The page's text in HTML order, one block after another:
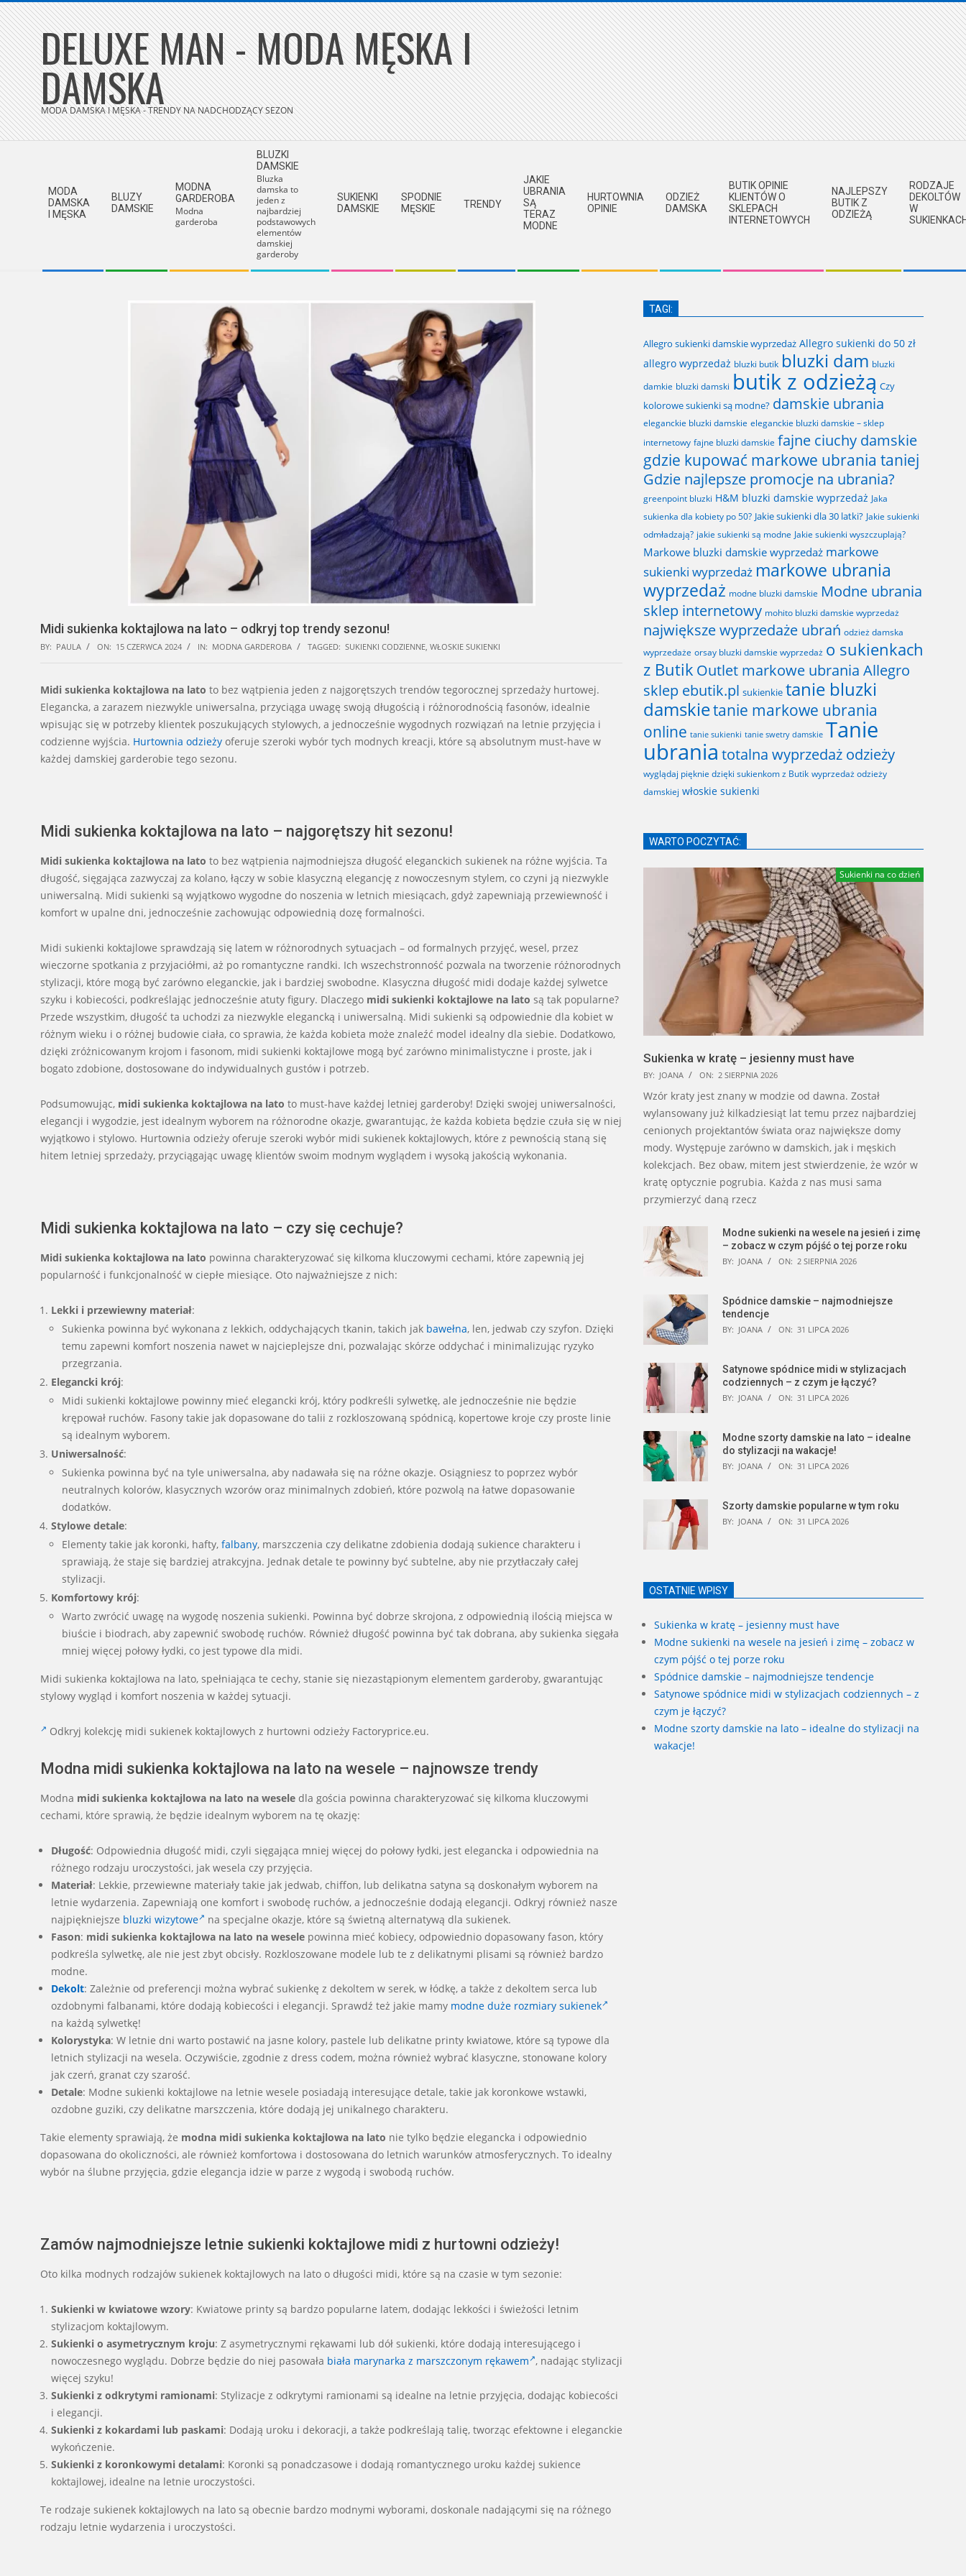
Skip
to
content DELUXE MAN - MODA MĘSKA I
DAMSKA
MODA DAMSKA I MĘSKA - TRENDY NA NADCHODZĄCY SEZON
MODA
DAMSKA
I MĘSKA
BLUZY
DAMSKIE
MODNA
GARDEROBA
Modna
garderoba
BLUZKI
DAMSKIE
Bluzka
damska to
jeden z
najbardziej
podstawowych
elementów
damskiej
garderoby
SUKIENKI
DAMSKIE
SPODNIE
MĘSKIE
TRENDY
JAKIE
UBRANIA
SĄ
TERAZ
MODNE
HURTOWNIA
OPINIE
ODZIEŻ
DAMSKA
BUTIK OPINIE
KLIENTÓW O
SKLEPACH
INTERNETOWYCH
NAJLEPSZY
BUTIK Z
ODZIEŻĄ
RODZAJE
DEKOLTÓW
W
Midi sukienka koktajlowa na lato – odkryj top trendy sezonu!
BY: PAULA ON: 15 CZERWCA 2024 IN: MODNA GARDEROBA TAGGED: SUKIENKI CODZIENNE, WŁOSKIE SUKIENKI
Midi sukienka koktajlowa na lato to bez wątpienia jeden z najgorętszych trendów tegorocznej sprzedaży hurtowej.
Elegancka, a zarazem niezwykle uniwersalna, przyciąga uwagę swoją długością i różnorodnością fasonów, idealnie
wpisując się w potrzeby klientek poszukujących stylowych, a jednocześnie wygodnych rozwiązań na letnie przyjęcia i
codzienne wyjścia. Hurtownia odzieży oferuje szeroki wybór tych modnych kreacji, które są absolutnym must-have w
każdej damskiej garderobie tego sezonu.
Midi sukienka koktajlowa na lato – najgorętszy hit sezonu!
Midi sukienka koktajlowa na lato to bez wątpienia najmodniejsza długość eleganckich sukienek na różne wyjścia. Ta
długość, sięgająca zazwyczaj za kolano, łączy w sobie klasyczną elegancję z nowoczesnym stylem, co czyni ją niezwykle
uniwersalną. Midi sukienki są wyjątkowo wygodne do noszenia w letnich miesiącach, gdyż zapewniają przewiewność i
komfort w upalne dni, jednocześnie zachowując odpowiednią dozę formalności.
Midi sukienki koktajlowe sprawdzają się latem w różnorodnych sytuacjach – od formalnych przyjęć, wesel, przez
wieczorne spotkania z przyjaciółmi, aż po romantyczne randki. Ich wszechstronność pozwala na tworzenie różnorodnych
stylizacji, które mogą być zarówno eleganckie, jak i bardziej swobodne. Klasyczna długość midi dodaje każdej sylwetce
szyku i kobiecości, podkreślając jednocześnie atuty figury. Dlaczego midi sukienki koktajlowe na lato są tak popularne?
Przede wszystkim, długość ta uchodzi za niezwykle elegancką i uniwersalną. Midi sukienki są odpowiednie dla kobiet w
różnym wieku i o różnej budowie ciała, co sprawia, że każda kobieta może znaleźć model idealny dla siebie. Dodatkowo,
dzięki zróżnicowanym krojom i fasonom, midi sukienki koktajlowe mogą być zarówno minimalistyczne i proste, jak i
bogato zdobione, dostosowane do indywidualnych gustów i potrzeb.
Podsumowując, midi sukienka koktajlowa na lato to must-have każdej letniej garderoby! Dzięki swojej uniwersalności,
elegancji i wygodzie, jest idealnym wyborem na różnorodne okazje, gwarantując, że każda kobieta będzie czuła się w niej
wyjątkowo i stylowo. Hurtownia odzieży oferuje szeroki wybór midi sukienek koktajlowych, które z pewnością staną się
hitem letniej sprzedaży, przyciągając uwagę klientów swoim modnym wyglądem i wysoką jakością wykonania.
Midi sukienka koktajlowa na lato – czy się cechuje?
Midi sukienka koktajlowa na lato powinna charakteryzować się kilkoma kluczowymi cechami, które zapewnią jej
popularność i funkcjonalność w ciepłe miesiące. Oto najważniejsze z nich:
Lekki i przewiewny materiał:
Sukienka powinna być wykonana z lekkich, oddychających tkanin, takich jak bawełna, len, jedwab czy szyfon. Dzięki
temu zapewni komfort noszenia nawet w najcieplejsze dni, pozwalając skórze oddychać i minimalizując ryzyko
przegrzania.
Elegancki krój:
Midi sukienki koktajlowe powinny mieć elegancki krój, który podkreśli sylwetkę, ale jednocześnie nie będzie
krępował ruchów. Fasony takie jak dopasowane do talii z rozkloszowaną spódnicą, kopertowe kroje czy proste linie
są idealnym wyborem.
Uniwersalność:
Sukienka powinna być na tyle uniwersalna, aby nadawała się na różne okazje. Osiągniesz to poprzez wybór
neutralnych kolorów, klasycznych wzorów oraz minimalnych zdobień, które pozwolą na łatwe dopasowanie
dodatków.
Stylowe detale:
Elementy takie jak koronki, hafty, falbany, marszczenia czy delikatne zdobienia dodają sukience charakteru i
sprawiają, że staje się bardziej atrakcyjna. Jednak detale te powinny być subtelne, aby nie przytłaczały całej
stylizacji.
Komfortowy krój:
Warto zwrócić uwagę na wygodę noszenia sukienki. Powinna być dobrze skrojona, z odpowiednią ilością miejsca w
biuście i biodrach, aby zapewnić swobodę ruchów. Również długość powinna być tak dobrana, aby sukienka sięgała
mniej więcej połowy łydki, co jest typowe dla midi.
Midi sukienka koktajlowa na lato, spełniająca te cechy, stanie się niezastąpionym elementem garderoby, gwarantując
stylowy wygląd i komfort noszenia w każdej sytuacji.
Odkryj kolekcję midi sukienek koktajlowych z hurtowni odzieży Factoryprice.eu.
Modna midi sukienka koktajlowa na lato na wesele – najnowsze trendy
Modna midi sukienka koktajlowa na lato na wesele dla gościa powinna charakteryzować się kilkoma kluczowymi
cechami, które sprawią, że będzie idealnym wyborem na tę okazję:
Długość: Odpowiednia długość midi, czyli sięgająca mniej więcej do połowy łydki, jest elegancka i odpowiednia na
różnego rodzaju uroczystości, jak wesela czy przyjęcia.
Materiał: Lekkie, przewiewne materiały takie jak jedwab, chiffon, lub delikatna satyna są doskonałym wyborem na
letnie wydarzenia. Zapewniają one komfort i swobodę ruchów, a jednocześnie dodają elegancji. Odkryj również nasze
najpiękniejsze bluzki wizytowe
na specjalne okazje, które są świetną alternatywą dla sukienek.
Fason: midi sukienka koktajlowa na lato na wesele powinna mieć kobiecy, odpowiednio dopasowany fason, który
podkreśla sylwetkę, ale nie jest zbyt obcisły. Rozkloszowane modele lub te z delikatnymi plisami są również bardzo
modne.
Dekolt: Zależnie od preferencji można wybrać sukienkę z dekoltem w serek, w łódkę, a także z dekoltem serca lub
ozdobnymi falbanami, które dodają kobiecości i elegancji. Sprawdź też jakie mamy modne duże rozmiary sukienek
na każdą sylwetkę!
Kolorystyka: W letnie dni warto postawić na jasne kolory, pastele lub delikatne printy kwiatowe, które są typowe dla
letnich stylizacji na wesela. Oczywiście, zgodnie z dress codem, można również wybrać klasyczne, stonowane kolory
jak czerń, granat czy szarość.
Detale: Modne sukienki koktajlowe na letnie wesele posiadają interesujące detale, takie jak koronkowe wstawki,
ozdobne guziki, czy delikatne marszczenia, które dodają jej unikalnego charakteru.
Takie elementy sprawiają, że modna midi sukienka koktajlowa na lato nie tylko będzie elegancka i odpowiednio
dopasowana do okoliczności, ale również komfortowa i dostosowana do letnich warunków atmosferycznych. To idealny
wybór na ślubne przyjęcia, gdzie elegancja idzie w parze z wygodą i swobodą ruchów.
Zamów najmodniejsze letnie sukienki koktajlowe midi z hurtowni odzieży!
Oto kilka modnych rodzajów sukienek koktajlowych na lato o długości midi, które są na czasie w tym sezonie:
Sukienki w kwiatowe wzory: Kwiatowe printy są bardzo popularne latem, dodając lekkości i świeżości letnim
stylizacjom koktajlowym.
Sukienki o asymetrycznym kroju: Z asymetrycznymi rękawami lub dół sukienki, które dodają interesującego i
nowoczesnego wyglądu. Dobrze będzie do niej pasowała biała marynarka z marszczonym rękawem , nadając stylizacji
więcej szyku!
Sukienki z odkrytymi ramionami: Stylizacje z odkrytymi ramionami są idealne na letnie przyjęcia, dodając kobiecości
i elegancji.
Sukienki z kokardami lub paskami: Dodają uroku i dekoracji, a także podkreślają talię, tworząc efektowne i eleganckie
wykończenie.
Sukienki z koronkowymi detalami: Koronki są ponadczasowe i dodają romantycznego uroku każdej sukience
koktajlowej, idealne na letnie uroczystości.
Te rodzaje sukienek koktajlowych na lato są obecnie bardzo modnymi wyborami, doskonale nadającymi się na różnego
rodzaju letnie wydarzenia i uroczystości.
TAGI:
Allegro sukienki damskie wyprzedaż Allegro sukienki do 50 zł
allegro wyprzedaż bluzki butik bluzki dam bluzki
damkie bluzki damski butik z odzieżą Czy
kolorowe sukienki są modne? damskie ubrania
eleganckie bluzki damskie eleganckie bluzki damskie – sklep
internetowy fajne bluzki damskie fajne ciuchy damskie
gdzie kupować markowe ubrania taniej
Gdzie najlepsze promocje na ubrania?
greenpoint bluzki H&M bluzki damskie wyprzedaż Jaka
sukienka dla kobiety po 50? Jakie sukienki dla 30 latki? Jakie sukienki
odmładzają? jakie sukienki są modne Jakie sukienki wyszczuplają?
Markowe bluzki damskie wyprzedaż markowe
sukienki wyprzedaż markowe ubrania
wyprzedaż modne bluzki damskie Modne ubrania
sklep internetowy mohito bluzki damskie wyprzedaż
największe wyprzedaże ubrań odzież damska
wyprzedaże orsay bluzki damskie wyprzedaż o sukienkach
z Butik Outlet markowe ubrania Allegro
sklep ebutik.pl sukienkie tanie bluzki
damskietanie markowe ubrania
online tanie sukienki tanie swetry damskie Tanie
ubrania totalna wyprzedaż odzieży
wyglądaj pięknie dzięki sukienkom z Butik wyprzedaż odzieży
damskiej włoskie sukienki
WARTO POCZYTAĆ:
Sukienki na co dzień
Sukienka w kratę – jesienny must have
BY: JOANA ON: 2 SIERPNIA 2026
Wzór kraty jest znany w modzie od dawna. Został
wylansowany już kilkadziesiąt lat temu przez najbardziej
cenionych projektantów świata oraz największe domy
mody. Występuje zarówno w damskich, jak i męskich
kolekcjach. Bez obaw, mitem jest stwierdzenie, że wzór w
kratę optycznie pogrubia. Każda z nas musi sama
przymierzyć daną rzecz
Modne sukienki na wesele na jesień i zimę
– zobacz w czym pójść o tej porze roku
BY: JOANA ON: 2 SIERPNIA 2026
Spódnice damskie – najmodniejsze
tendencje
BY: JOANA ON: 31 LIPCA 2026
Satynowe spódnice midi w stylizacjach
codziennych – z czym je łączyć?
BY: JOANA ON: 31 LIPCA 2026
Modne szorty damskie na lato – idealne
do stylizacji na wakacje!
BY: JOANA ON: 31 LIPCA 2026
Szorty damskie popularne w tym roku
BY: JOANA ON: 31 LIPCA 2026
OSTATNIE WPISY
Sukienka w kratę – jesienny must have
Modne sukienki na wesele na jesień i zimę – zobacz w
czym pójść o tej porze roku
Spódnice damskie – najmodniejsze tendencje
Satynowe spódnice midi w stylizacjach codziennych – z
czym je łączyć?
Modne szorty damskie na lato – idealne do stylizacji na
wakacje!